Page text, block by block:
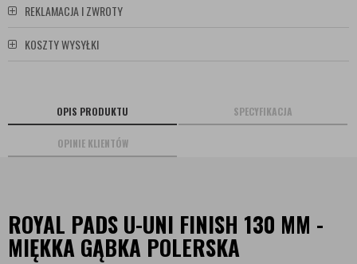
REKLAMACJA I ZWROTY
KOSZTY WYSYŁKI
OPIS PRODUKTU SPECYFIKACJA
OPINIE KLIENTÓW
ROYAL PADS U-UNI FINISH 130 MM -
MIĘKKA GĄBKA POLERSKA